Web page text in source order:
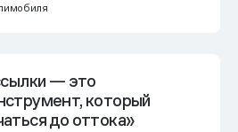
— это
который
до оттока»